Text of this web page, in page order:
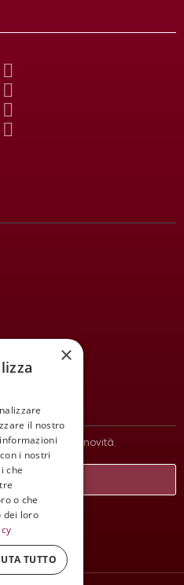
nostre ultime novità.
×
il nostro
i nostri
che
o che
dei loro
TUTTO